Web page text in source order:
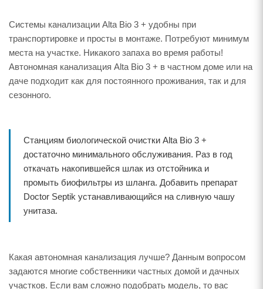
Системы канализации Alta Bio 3 + удобны при
транспортировке и просты в монтаже. Потребуют минимум
места на участке. Никакого запаха во время работы!
Автономная канализация Alta Bio 3 + в частном доме или на
даче подходит как для постоянного проживания, так и для
сезонного.
Станциям биологической очистки Alta Bio 3 +
достаточно минимального обслуживания. Раз в год
откачать накопившейся шлак из отстойника и
промыть биофильтры из шланга. Добавить препарат
Doctor Septik устанавливающийся на сливную чашу
унитаза.
Какая автономная канализация лучше? Данным вопросом
задаются многие собственники частных домой и дачных
участков. Если вам сложно подобрать модель, то вас